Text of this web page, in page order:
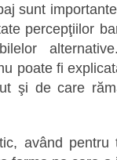
sunt
percepţiilor
poate fi
şi de care
având pentru